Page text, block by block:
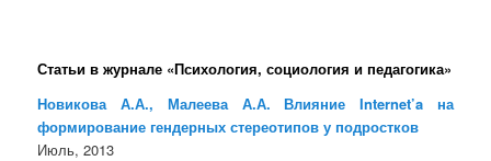
Статьи в журнале «Психология, социология и педагогика»
Новикова А.А., Малеева А.А. Влияние Internet’a на
формирование гендерных стереотипов у подростков
Июль, 2013